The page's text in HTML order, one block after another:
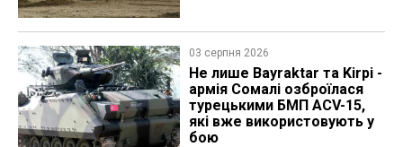
03 серпня 2026
Не лише Bayraktar та Kirpi -
армія Сомалі озброїлася
турецькими БМП ACV-15,
які вже використовують у
бою